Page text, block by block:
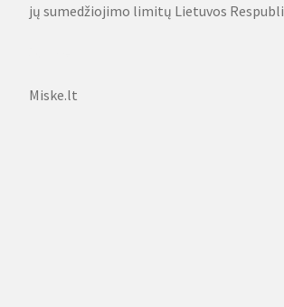
jų sumedžiojimo limitų Lietuvos
Miske.lt